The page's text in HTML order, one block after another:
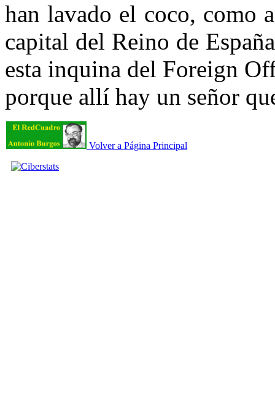
han lavado el coco, como
capital del Reino de
esta inquina del Foreign
porque allí hay un señor
Volver a Página Principal